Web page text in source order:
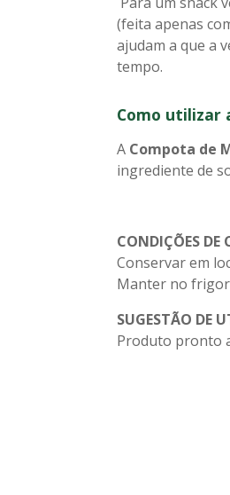
(feita apenas
ajudam a que a
tempo.
Como utilizar
A Compota de
ingrediente de
CONDIÇÕES DE
Conservar em
Manter no
SUGESTÃO DE
Produto pronto